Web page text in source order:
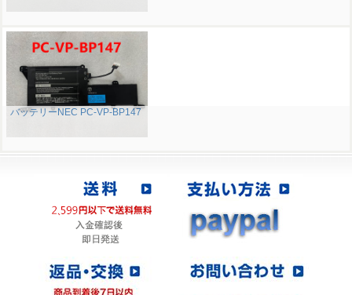
バッテリーNEC PC-VP-BP147